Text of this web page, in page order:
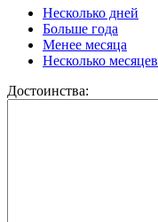
Несколько дней
Больше года
Менее месяца
Несколько месяцев
Достоинства: